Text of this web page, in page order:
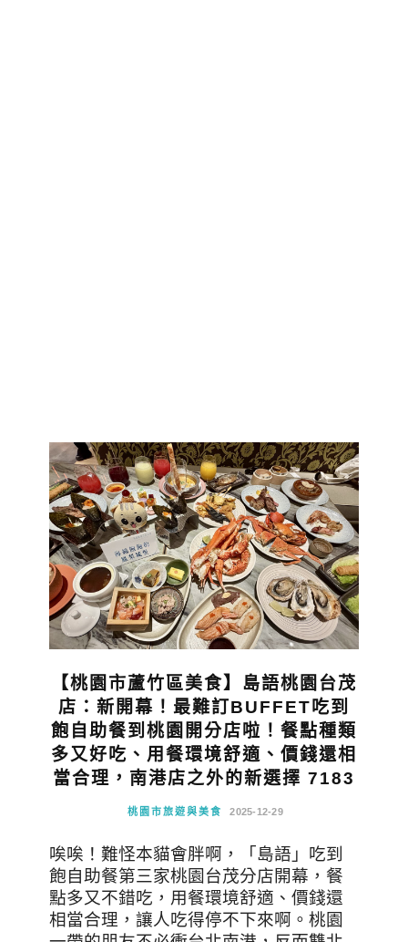
【桃園市蘆竹區美食】島語桃園台茂
店：新開幕！最難訂BUFFET吃到
飽自助餐到桃園開分店啦！餐點種類
多又好吃、用餐環境舒適、價錢還相
當合理，南港店之外的新選擇 7183
桃園市旅遊與美食 2025-12-29
唉唉！難怪本貓會胖啊，「島語」吃到
飽自助餐第三家桃園台茂分店開幕，餐
點多又不錯吃，用餐環境舒適、價錢還
相當合理，讓人吃得停不下來啊。桃園